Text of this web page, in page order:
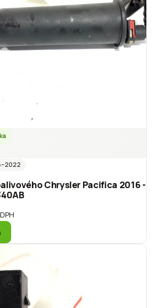
–2022
Chrysler Pacifica 2016 -